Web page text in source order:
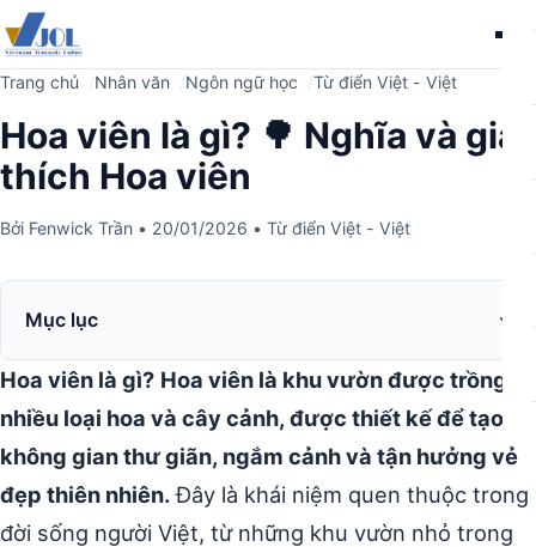
Trang chủ Nhân văn Ngôn ngữ học Từ điển Việt - Việt
Hoa viên là gì? 🌳 Nghĩa và giải
thích Hoa viên
Bởi Fenwick Trần • 20/01/2026 • Từ điển Việt - Việt
Mục lục
Hoa viên là gì? Hoa viên là khu vườn được trồng
nhiều loại hoa và cây cảnh, được thiết kế để tạo
không gian thư giãn, ngắm cảnh và tận hưởng vẻ
đẹp thiên nhiên.Đây là khái niệm quen thuộc trong
đời sống người Việt, từ những khu vườn nhỏ trong